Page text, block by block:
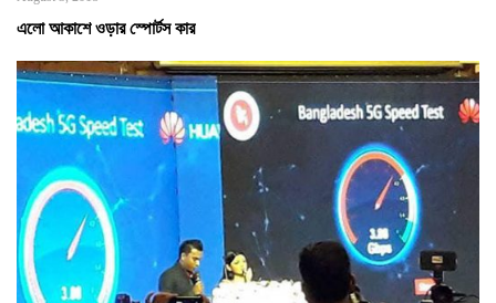
এলো আকাশে ওড়ার স্পোর্টস কার